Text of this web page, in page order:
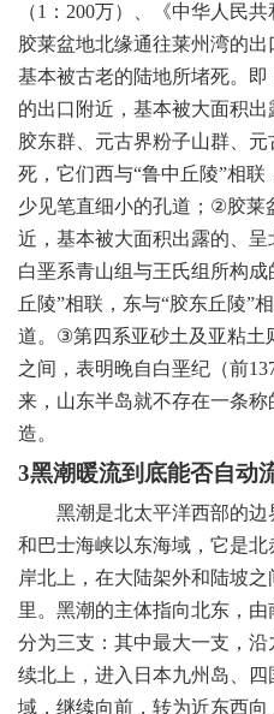
（1 ： 200万）、《中华人民共
胶莱盆地北缘通往莱州湾的出
基本被古老的陆地所堵死。即
的出口附近，基本被大面积
胶东群、元古界粉子山群、
死，它们西与“鲁中丘陵”相联
少见笔直细小的孔道； ②胶莱
近，基本被大面积出露的、呈
白垩系青山组与王氏组所构
丘陵”相联，东与“胶东丘陵”
道。 ③第四系亚砂土及亚粘土
之间，表明晚自白垩纪（前
来，山东半岛就不存在一条
造。
3黑潮暖流到底能否自动
黑潮是北太平洋西部的
和巴士海峡以东海域，它是
岸北上，在大陆架外和陆坡
里。黑潮的主体指向北东，由
分为三支：其中最大一支，
续北上，进入日本九州岛、
域，继续向前，转为近东西